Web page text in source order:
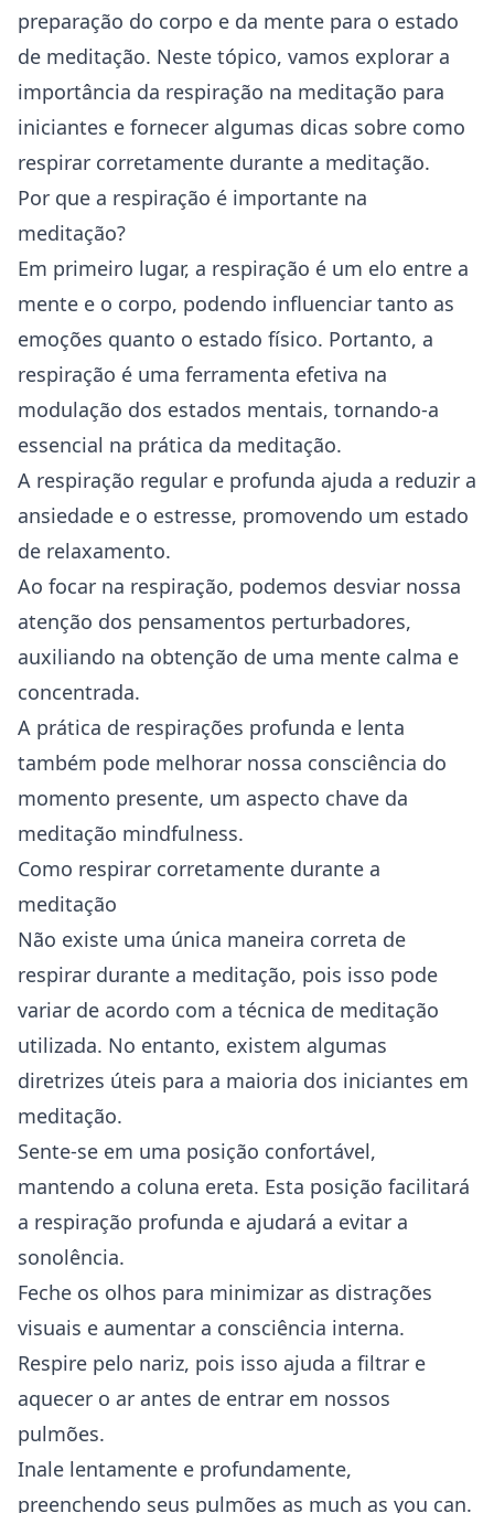
preparação do corpo e da mente para o estado
de meditação. Neste tópico, vamos explorar a
importância da respiração na meditação para
iniciantes e fornecer algumas dicas sobre como
respirar corretamente durante a meditação.
Por que a respiração é importante na
meditação?
Em primeiro lugar, a respiração é um elo entre a
mente e o corpo, podendo influenciar tanto as
emoções quanto o estado físico. Portanto, a
respiração é uma ferramenta efetiva na
modulação dos estados mentais, tornando-a
essencial na prática da meditação.
A respiração regular e profunda ajuda a reduzir a
ansiedade e o estresse, promovendo um estado
de relaxamento.
Ao focar na respiração, podemos desviar nossa
atenção dos pensamentos perturbadores,
auxiliando na obtenção de uma mente calma e
concentrada.
A prática de respirações profunda e lenta
também pode melhorar nossa consciência do
momento presente, um aspecto chave da
meditação mindfulness.
Como respirar corretamente durante a
meditação
Não existe uma única maneira correta de
respirar durante a meditação, pois isso pode
variar de acordo com a técnica de meditação
utilizada. No entanto, existem algumas
diretrizes úteis para a maioria dos iniciantes em
meditação.
Sente-se em uma posição confortável,
mantendo a coluna ereta. Esta posição facilitará
a respiração profunda e ajudará a evitar a
sonolência.
Feche os olhos para minimizar as distrações
visuais e aumentar a consciência interna.
Respire pelo nariz, pois isso ajuda a filtrar e
aquecer o ar antes de entrar em nossos
pulmões.
Inale lentamente e profundamente,
preenchendo seus pulmões as much as you can.